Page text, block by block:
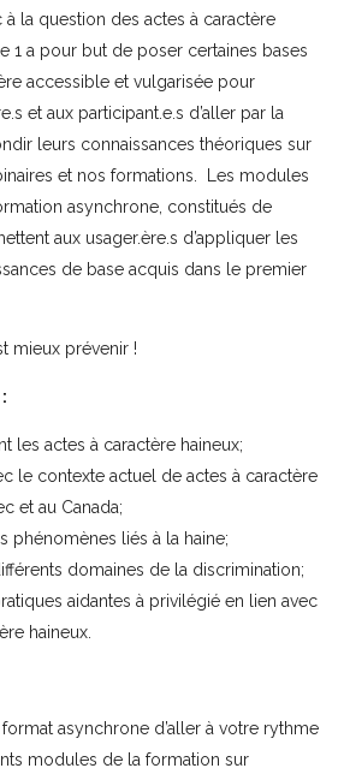
la question des actes à caractère
1 a pour but de poser certaines bases
accessible et vulgarisée pour
et aux participant.e.s d’aller par la
leurs connaissances théoriques sur
et nos formations. Les modules
asynchrone, constitués de
aux usager.ère.s d’appliquer les
de base acquis dans le premier
mieux prévenir !
les actes à caractère haineux;
le contexte actuel de actes à caractère
et au Canada;
phénomènes liés à la haine;
domaines de la discrimination;
aidantes à privilégié en lien avec
haineux.
asynchrone d’aller à votre rythme
modules de la formation sur